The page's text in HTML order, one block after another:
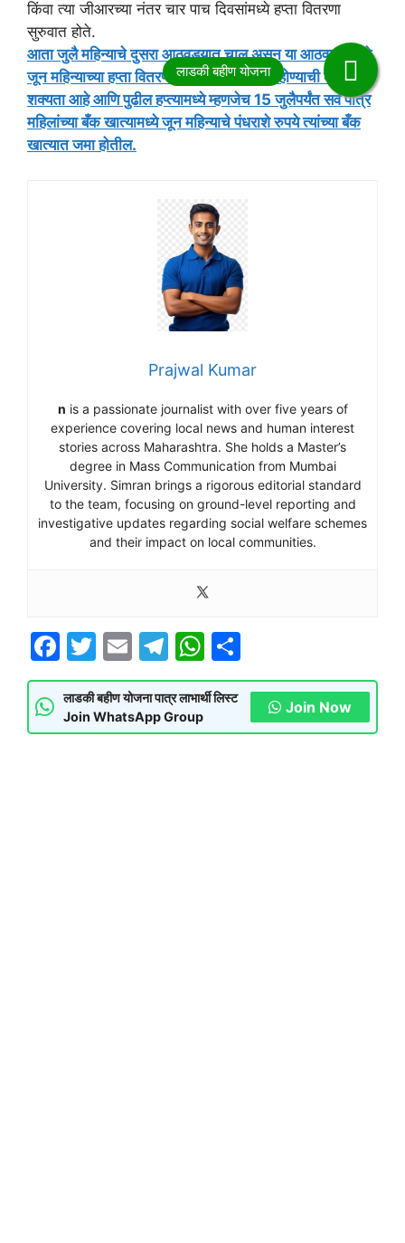
किंवा त्या जीआरच्या नंतर चार पाच दिवसांमध्ये हप्ता वितरणा
सुरुवात होते.
आता जुलै महिन्याचे दुसरा आठवड्यात चालू असून या आठवड्यामध्ये
जून महिन्याच्या हप्ता वितरणाचा जीआर प्रसारित होण्याची दाट
शक्यता आहे आणि पुढील हप्त्यामध्ये म्हणजेच 15 जुलैपर्यंत सर्व पात्र
महिलांच्या बँक खात्यामध्ये जून महिन्याचे पंधराशे रुपये त्यांच्या बँक
खात्यात जमा होतील.
Prajwal Kumar
n is a passionate journalist with over five years of
experience covering local news and human interest
stories across Maharashtra. She holds a Master’s
degree in Mass Communication from Mumbai
University. Simran brings a rigorous editorial standard
to the team, focusing on ground-level reporting and
investigative updates regarding social welfare schemes
and their impact on local communities.
F
a
c
e
T
w
itt
er
E
m
ai
l
T
el
e
gr
W
h
at
s
h
ar
e
लाडकी बहीण योजना पात्र लाभार्थी लिस्ट
Join WhatsApp Group
Join Now